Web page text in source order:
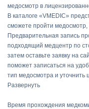
медосмотр в
В каталоге «VMEDIC»
сможете пройти
Предварительная запись
подходящий медцентр по
затем оставьте заявку на
поможет записаться на
тип медосмотра и уточнить
Развернуть
Время прохождения